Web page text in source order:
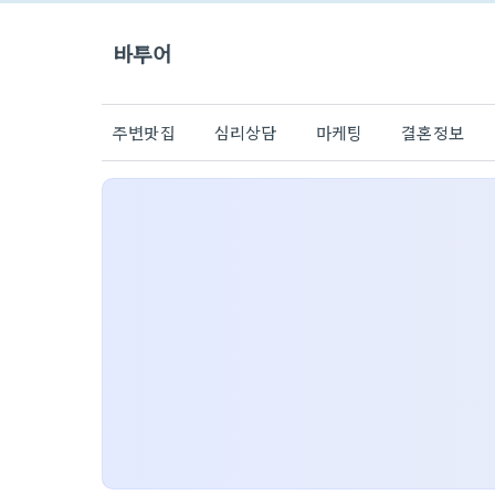
바투어
주변맛집 심리상담 마케팅 결혼정보